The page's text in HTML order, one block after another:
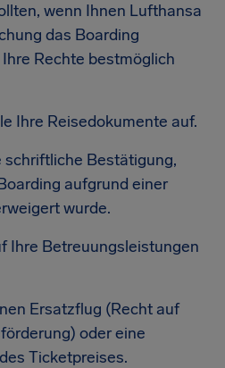
wenn Ihnen Lufthansa
das Boarding
Rechte bestmöglich
Ihre Reisedokumente auf.
schriftliche Bestätigung,
aufgrund einer
wurde.
Ihre Betreuungsleistungen
Ersatzflug (Recht auf
oder eine
Ticketpreises.